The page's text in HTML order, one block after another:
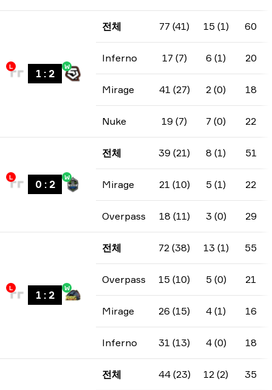
L
1 : 2
W
전체 77 (41) 15 (1) 60
Inferno 17 (7) 6 (1) 20
Mirage 41 (27) 2 (0) 18
Nuke 19 (7) 7 (0) 22
L
0 : 2
W
전체 39 (21) 8 (1) 51
Mirage 21 (10) 5 (1) 22
Overpass 18 (11) 3 (0) 29
L
1 : 2
W
전체 72 (38) 13 (1) 55
Overpass 15 (10) 5 (0) 21
Mirage 26 (15) 4 (1) 16
Inferno 31 (13) 4 (0) 18
전체 44 (23) 12 (2) 35